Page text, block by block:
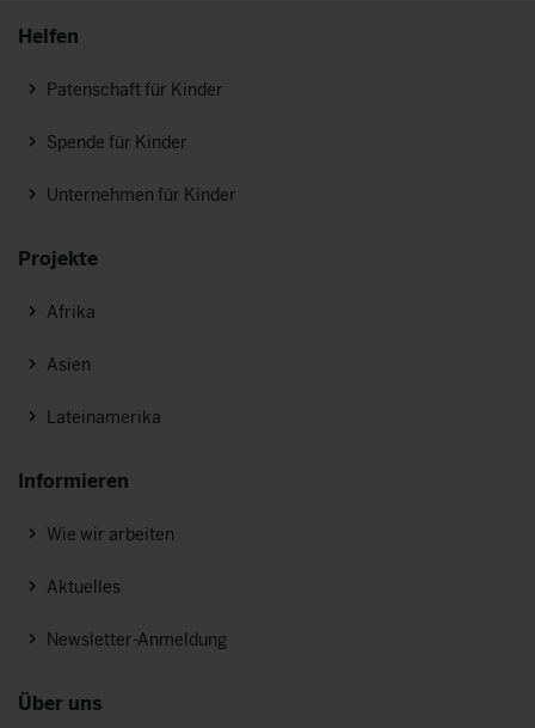
Helfen
Patenschaft für Kinder
Spende für Kinder
Unternehmen für Kinder
Projekte
Afrika
Asien
Lateinamerika
Informieren
Wie wir arbeiten
Aktuelles
Newsletter-Anmeldung
Über uns